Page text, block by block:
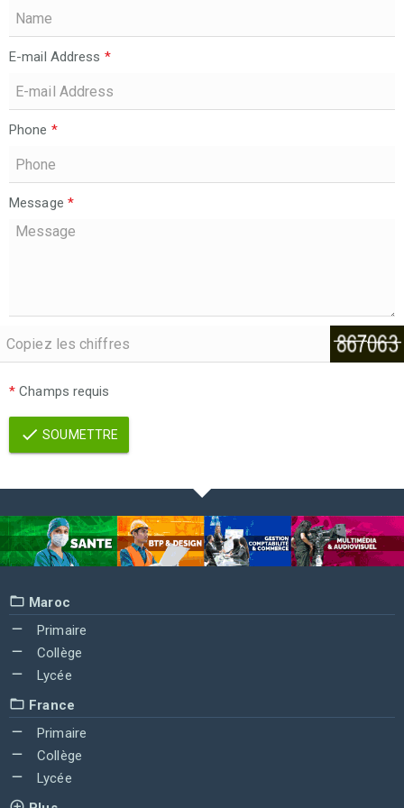
E-mail Address *
Phone *
Message *
* Champs requis
SOUMETTRE
Maroc
Primaire
Collège
Lycée
France
Primaire
Collège
Lycée